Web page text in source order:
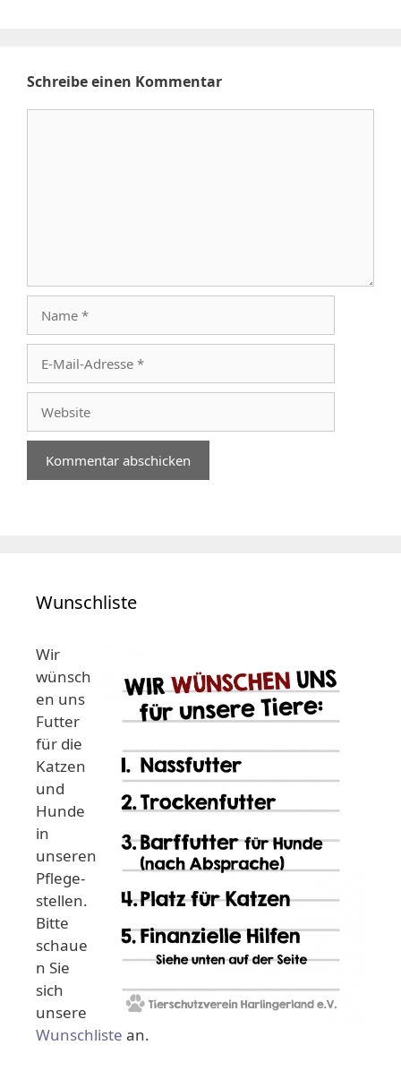
Schreibe einen Kommentar
Mail-
Adresse
Wunschliste
Wir
wünsch
en uns
Futter
für die
Katzen
und
Hunde
in
unseren
Pflege-
stellen.
Bitte
schaue
n Sie
sich
unsere
Wunschliste an.